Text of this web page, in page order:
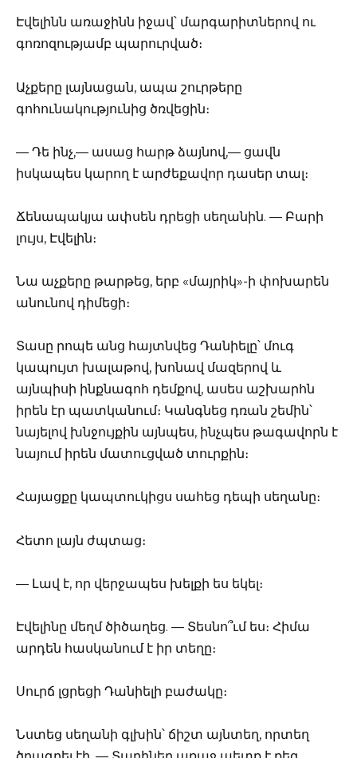
Էվելինն առաջինն իջավ՝ մարգարիտներով ու
գոռոզությամբ պարուրված։
Աչքերը լայնացան, ապա շուրթերը
գոհունակությունից ծռվեցին։
— Դե ինչ,— ասաց հարթ ձայնով,— ցավն
իսկապես կարող է արժեքավոր դասեր տալ։
Ճենապակյա ափսեն դրեցի սեղանին. — Բարի
լույս, Էվելին։
Նա աչքերը թարթեց, երբ «մայրիկ»-ի փոխարեն
անունով դիմեցի։
Տասը րոպե անց հայտնվեց Դանիելը՝ մուգ
կապույտ խալաթով, խոնավ մազերով և
այնպիսի ինքնագոհ դեմքով, ասես աշխարհն
իրեն էր պատկանում։ Կանգնեց դռան շեմին՝
նայելով խնջույքին այնպես, ինչպես թագավորն է
նայում իրեն մատուցված տուրքին։
Հայացքը կապտուկիցս սահեց դեպի սեղանը։
Հետո լայն ժպտաց։
— Լավ է, որ վերջապես խելքի ես եկել։
Էվելինը մեղմ ծիծաղեց. — Տեսնո՞ւմ ես։ Հիմա
արդեն հասկանում է իր տեղը։
Սուրճ լցրեցի Դանիելի բաժակը։
Նստեց սեղանի գլխին՝ ճիշտ այնտեղ, որտեղ